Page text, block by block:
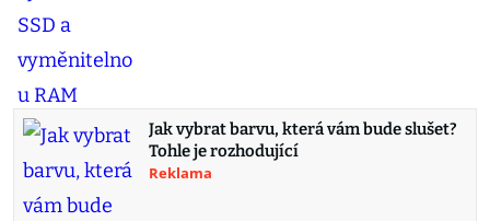
Jak vybrat barvu, která vám bude slušet?
Tohle je rozhodující
Reklama